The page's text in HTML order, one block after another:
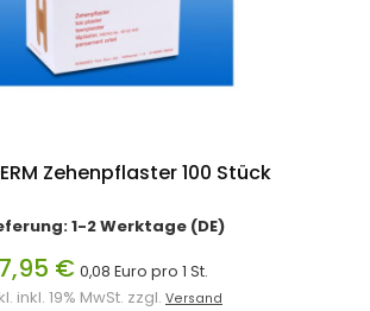
Zehenpflaster 100 Stück
1-2 Werktage (DE)
7,95 € 0,08 Euro pro 1 St.
inkl. 19% MwSt. zzgl. Versand